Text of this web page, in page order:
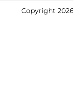
Copyright